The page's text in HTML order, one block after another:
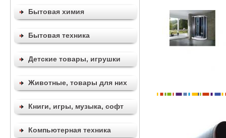
Бытовая химия
Бытовая техника
Детские товары, игрушки
Животные, товары для них
Книги, игры, музыка, софт
Компьютерная техника